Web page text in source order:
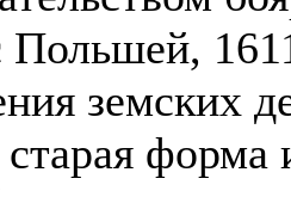
земских
форма